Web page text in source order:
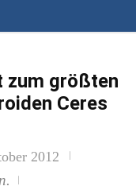
zum größten
Ceres
2012